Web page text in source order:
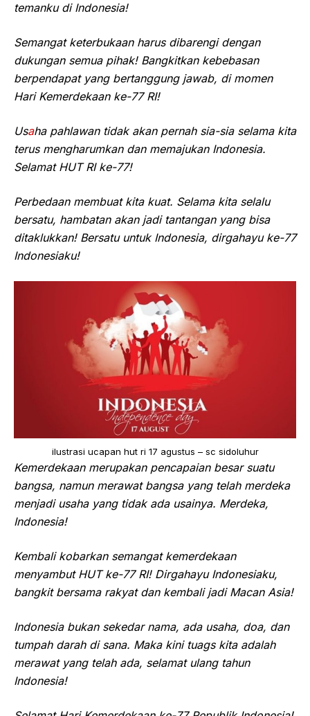
temanku di Indonesia!
Semangat keterbukaan harus dibarengi dengan
dukungan semua pihak! Bangkitkan kebebasan
berpendapat yang bertanggung jawab, di momen
Hari Kemerdekaan ke-77 RI!
Usaha pahlawan tidak akan pernah sia-sia selama kita
terus mengharumkan dan memajukan Indonesia.
Selamat HUT RI ke-77!
Perbedaan membuat kita kuat. Selama kita selalu
bersatu, hambatan akan jadi tantangan yang bisa
ditaklukkan! Bersatu untuk Indonesia, dirgahayu ke-77
Indonesiaku!
ilustrasi ucapan hut ri 17 agustus – sc sidoluhur
Kemerdekaan merupakan pencapaian besar suatu
bangsa, namun merawat bangsa yang telah merdeka
menjadi usaha yang tidak ada usainya. Merdeka,
Indonesia!
Kembali kobarkan semangat kemerdekaan
menyambut HUT ke-77 RI! Dirgahayu Indonesiaku,
bangkit bersama rakyat dan kembali jadi Macan Asia!
Indonesia bukan sekedar nama, ada usaha, doa, dan
tumpah darah di sana. Maka kini tuags kita adalah
merawat yang telah ada, selamat ulang tahun
Indonesia!